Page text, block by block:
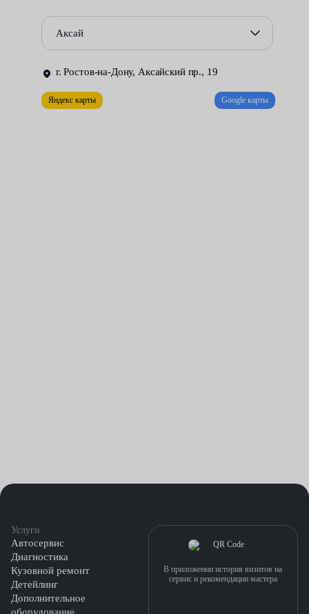
используются те же инструменты и полирующие составы.
Однако такая работа требует малого количества расходных
материалов, занимает меньше времени и стоит дешевле.
Всё, что нужно для достижения желаемого результата –
Аксай
г. Ростов-на-Дону, Аксайский пр., 19
Яндекс карты Google карты
Услуги
Автосервис
Диагностика
Кузовной ремонт
Детейлинг
Дополнительное
В приложении история визитов на
сервис и рекомендации мастера